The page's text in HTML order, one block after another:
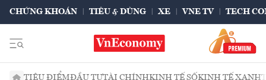
CHỨNG KHOÁN TIÊU & DÙNG XE VNE TV TECH
TIÊU ĐIỂMĐẦU TƯTÀI CHÍNHKINH TẾ SỐKINH TẾ XANH